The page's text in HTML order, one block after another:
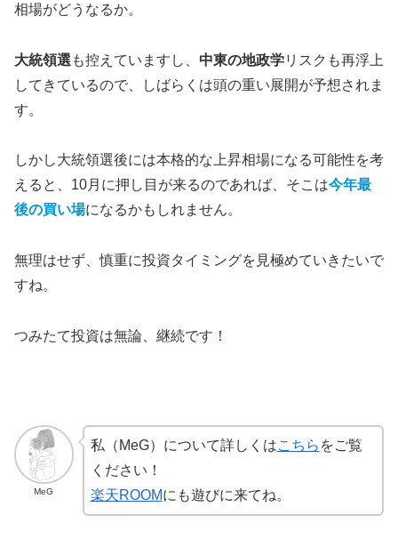
相場がどうなるか。
大統領選 も控えていますし、 中東の地政学リスクも再浮上
してきているので、しばらくは頭の重い展開が予想されま
す。
しかし大統領選後には本格的な上昇相場になる可能性を考
えると、10月に押し目が来るのであれば、そこは今年最
後の買い場になるかもしれません。
無理はせず、慎重に投資タイミングを見極めていきたいで
すね。
つみたて投資は無論、継続です！
MeG
私（MeG）について詳しくはこちら をご覧
ください！
楽天ROOMにも遊びに来てね。